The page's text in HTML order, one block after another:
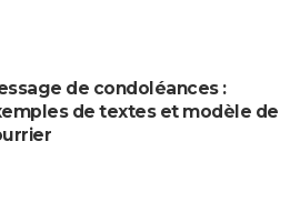
de condoléances :
de textes et modèle de